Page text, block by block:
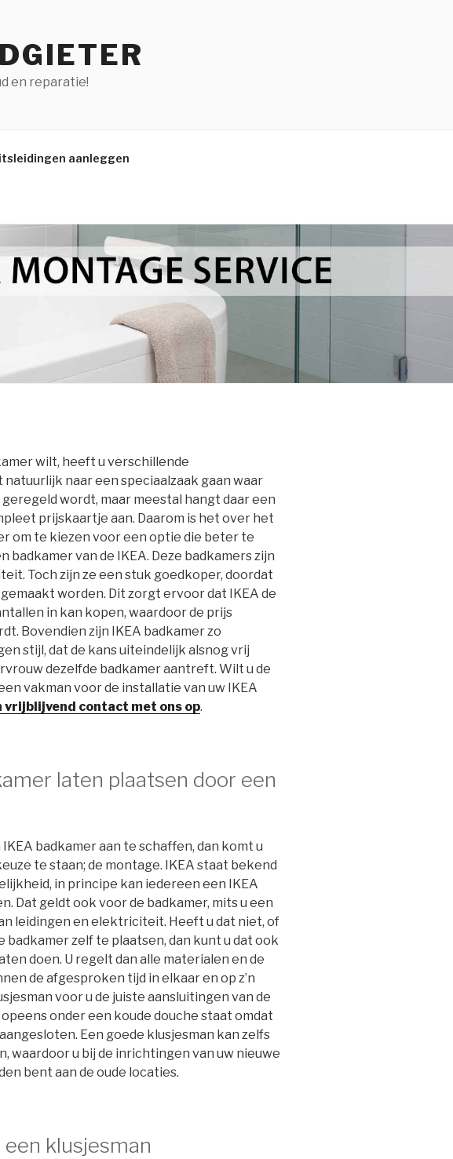
en reparatie!
aanleggen
wilt, heeft u verschillende
natuurlijk naar een speciaalzaak gaan waar
geregeld wordt, maar meestal hangt daar een
prijskaartje aan. Daarom is het over het
om te kiezen voor een optie die beter te
badkamer van de IKEA. Deze badkamers zijn
Toch zijn ze een stuk goedkoper, doordat
worden. Dit zorgt ervoor dat IKEA de
in kan kopen, waardoor de prijs
Bovendien zijn IKEA badkamer zo
stijl, dat de kans uiteindelijk alsnog vrij
dezelfde badkamer aantreft. Wilt u de
vakman voor de installatie van uw IKEA
vrijblijvend contact met ons op.
laten plaatsen door een
badkamer aan te schaffen, dan komt u
te staan; de montage. IKEA staat bekend
in principe kan iedereen een IKEA
Dat geldt ook voor de badkamer, mits u een
leidingen en elektriciteit. Heeft u dat niet, of
badkamer zelf te plaatsen, dan kunt u dat ook
doen. U regelt dan alle materialen en de
de afgesproken tijd in elkaar en op z’n
voor u de juiste aansluitingen van de
onder een koude douche staat omdat
Een goede klusjesman kan zelfs
waardoor u bij de inrichtingen van uw nieuwe
bent aan de oude locaties.
een klusjesman